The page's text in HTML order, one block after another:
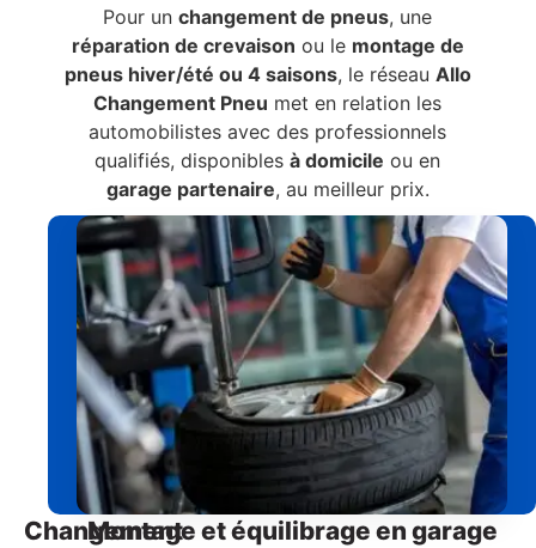
Pour unchangement de pneus, une
réparation de crevaison ou le montage de
pneus hiver/été ou 4 saisons, le réseau Allo
Changement Pneu met en relation les
automobilistes avec des professionnels
qualifiés, disponiblesà domicile ou en
garage partenaire, au meilleur prix.
Changement
Montage et équilibrage en garage